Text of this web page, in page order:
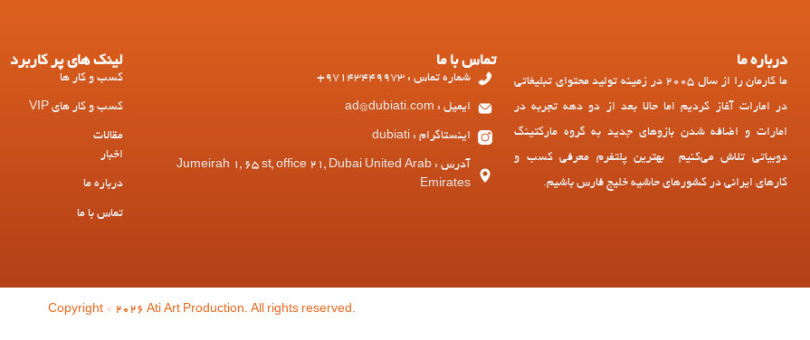
درباره ما
ما کارمان را از سال 2005 در زمینه تولید محتوای تبلیغاتی
در امارات آغاز کردیم اما حالا بعد از دو دهه تجربه در
امارات و اضافه شدن بازوهای جدید به گروه مارکتینگ
دوبیاتی تلاش می‌کنیم بهترین پلتفرم معرفی کسب و
کارهای ایرانی در کشورهای حاشیه خلیج فارس باشیم.
تماس با ما
شماره تماس : 97143449973+
ایمیل : ad@dubiati.com
اینستاگرام : dubiati
آدرس : Jumeirah 1, 65 st, office 21, Dubai United Arab
Emirates
لینک های پر کاربرد
کسب و کار ها
کسب و کار های VIP
مقالات
اخبار
درباره ما
تماس با ما
Copyright © 2026 Ati Art Production. All rights reserved.